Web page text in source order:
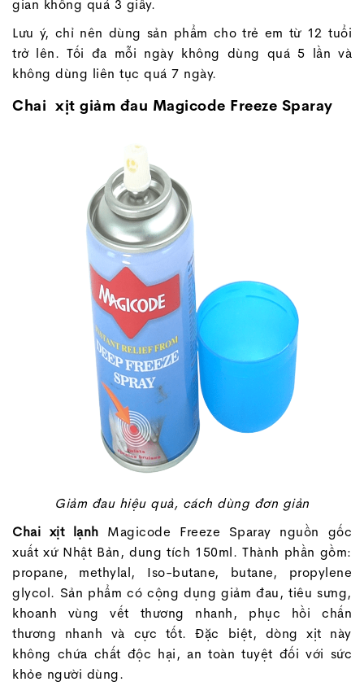
gian không quá 3 giây.
Lưu ý, chỉ nên dùng sản phẩm cho trẻ em từ 12 tuổi
trở lên. Tối đa mỗi ngày không dùng quá 5 lần và
không dùng liên tục quá 7 ngày.
Chai xịt giảm đau Magicode Freeze Sparay
Giảm đau hiệu quả, cách dùng đơn giản
Chai xịt lạnh Magicode Freeze Sparay nguồn gốc
xuất xứ Nhật Bản, dung tích 150ml. Thành phần gồm:
propane, methylal, Iso-butane, butane, propylene
glycol. Sản phẩm có cộng dụng giảm đau, tiêu sưng,
khoanh vùng vết thương nhanh, phục hồi chấn
thương nhanh và cực tốt. Đặc biệt, dòng xịt này
không chứa chất độc hại, an toàn tuyệt đối với sức
khỏe người dùng.